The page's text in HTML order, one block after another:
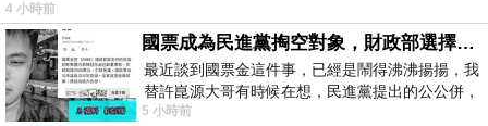
4 小時前
國票成為民進黨掏空對象，財政部選擇性失憶
最近談到國票金這件事，已經是鬧得沸沸揚揚，我
替許崑源大哥有時候在想，民進黨提出的公公併，
其實就是想要國庫通黨庫，鬧出最大的醜
5 小時前